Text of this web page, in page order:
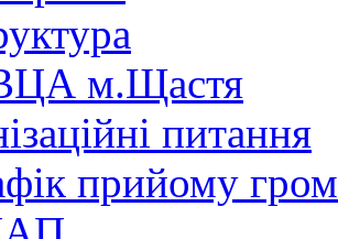
м.Щастя
питання
прийому